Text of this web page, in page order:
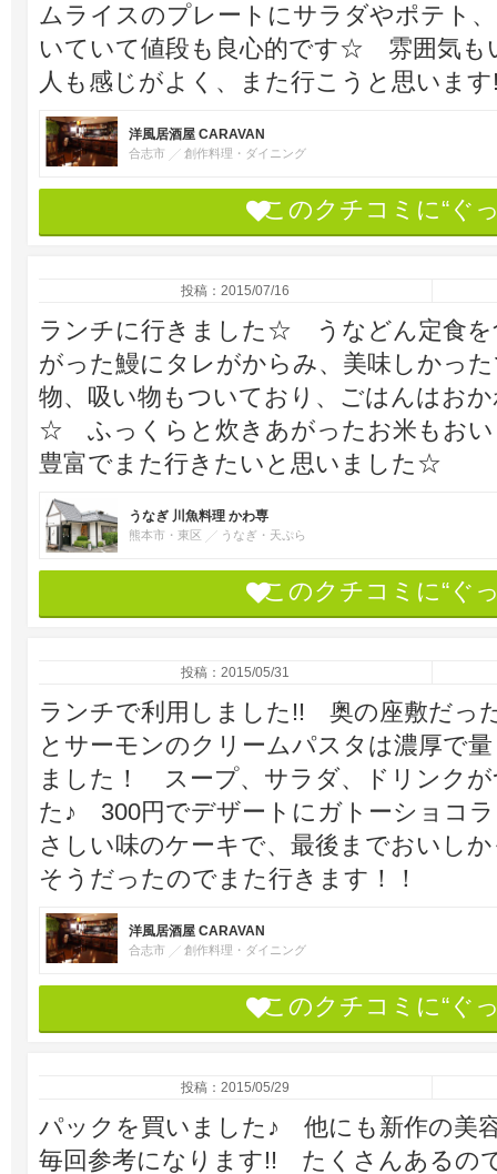
ムライスのプレートにサラダやポテト
いていて値段も良心的です☆ 雰囲気も
人も感じがよく、また行こうと思います
洋風居酒屋 CARAVAN
合志市 創作料理・ダイニング
このクチコミに“ぐ
投稿：2015/07/16
ランチに行きました☆ うなどん定食を
がった鰻にタレがからみ、美味しかっ
物、吸い物もついており、ごはんはお
☆ ふっくらと炊きあがったお米もお
豊富でまた行きたいと思いました☆
うなぎ 川魚料理 かわ専
熊本市・東区 うなぎ・天ぷら
このクチコミに“ぐ
投稿：2015/05/31
ランチで利用しました!! 奥の座敷だっ
とサーモンのクリームパスタは濃厚で
ました！ スープ、サラダ、ドリンク
た♪ 300円でデザートにガトーショコ
さしい味のケーキで、最後までおいし
そうだったのでまた行きます！！
洋風居酒屋 CARAVAN
合志市 創作料理・ダイニング
このクチコミに“ぐ
投稿：2015/05/29
パックを買いました♪ 他にも新作の美
毎回参考になります!! たくさんあるの